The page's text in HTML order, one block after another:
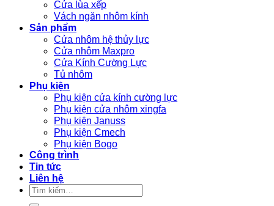
Cửa lùa xếp
Vách ngăn nhôm kính
Sản phẩm
Cửa nhôm hệ thủy lực
Cửa nhôm Maxpro
Cửa Kính Cường Lực
Tủ nhôm
Phụ kiện
Phụ kiện cửa kính cường lực
Phụ kiện cửa nhôm xingfa
Phụ kiện Januss
Phụ kiện Cmech
Phụ kiện Bogo
Công trình
Tin tức
Liên hệ
Tìm
kiếm: